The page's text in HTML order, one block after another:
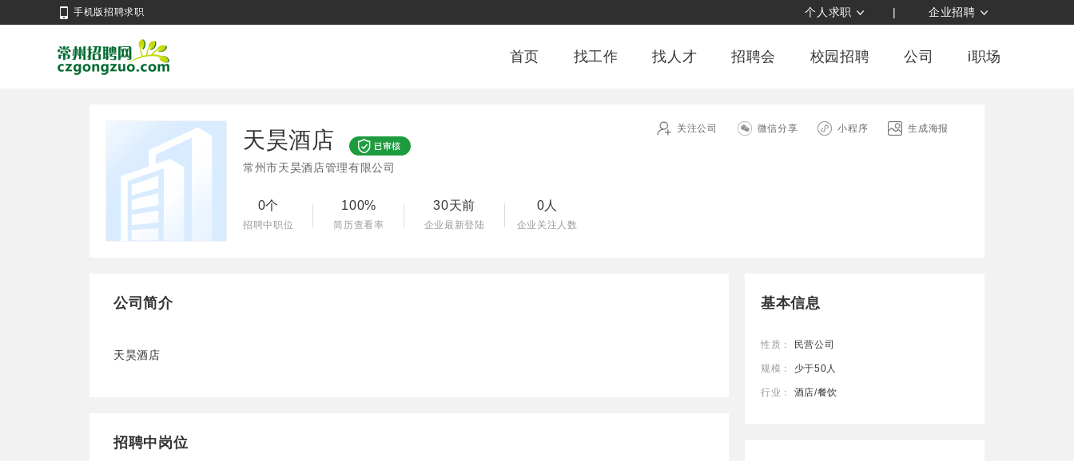
手机版招聘求职 个人求职 | 企业招聘
首页 找工作 找人才 招聘会 校园招聘 公司 i职场
天昊酒店
常州市天昊酒店管理有限公司
0个
招聘中职位
100%
简历查看率
30天前
企业最新登陆
0人
企业关注人数
关注公司 微信分享 小程序 生成海报
公司简介
天昊酒店
招聘中岗位
基本信息
性质： 民营公司
规模： 少于50人
行业： 酒店/餐饮